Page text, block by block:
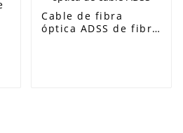
Cable de fibra
óptica ADSS de fibra